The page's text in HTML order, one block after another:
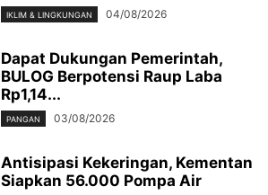
IKLIM & LINGKUNGAN 04/08/2026
Dapat Dukungan Pemerintah,
BULOG Berpotensi Raup Laba
Rp1,14...
PANGAN 03/08/2026
Antisipasi Kekeringan, Kementan
Siapkan 56.000 Pompa Air